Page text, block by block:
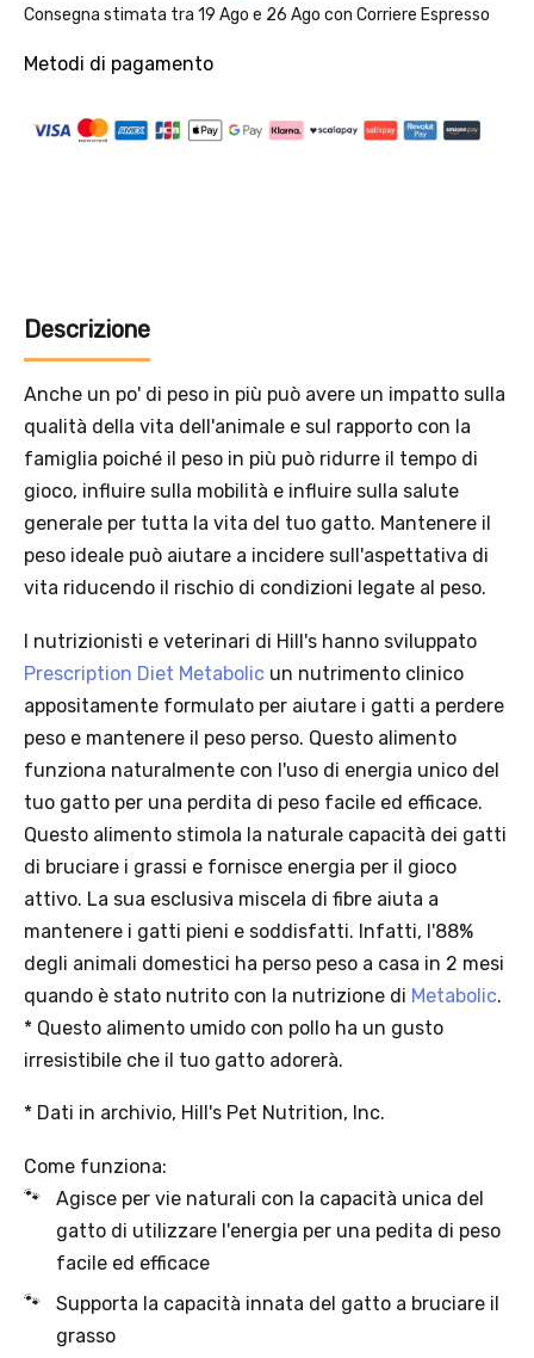
Consegna stimata tra 19 Ago e 26 Ago con Corriere Espresso
Metodi di pagamento
Descrizione
Anche un po' di peso in più può avere un impatto sulla
qualità della vita dell'animale e sul rapporto con la
famiglia poiché il peso in più può ridurre il tempo di
gioco, influire sulla mobilità e influire sulla salute
generale per tutta la vita del tuo gatto. Mantenere il
peso ideale può aiutare a incidere sull'aspettativa di
vita riducendo il rischio di condizioni legate al peso.
I nutrizionisti e veterinari di Hill's hanno sviluppato
Prescription Diet Metabolic un nutrimento clinico
appositamente formulato per aiutare i gatti a perdere
peso e mantenere il peso perso. Questo alimento
funziona naturalmente con l'uso di energia unico del
tuo gatto per una perdita di peso facile ed efficace.
Questo alimento stimola la naturale capacità dei gatti
di bruciare i grassi e fornisce energia per il gioco
attivo. La sua esclusiva miscela di fibre aiuta a
mantenere i gatti pieni e soddisfatti. Infatti, l'88%
degli animali domestici ha perso peso a casa in 2 mesi
quando è stato nutrito con la nutrizione di Metabolic.
* Questo alimento umido con pollo ha un gusto
irresistibile che il tuo gatto adorerà.
* Dati in archivio, Hill's Pet Nutrition, Inc.
Come funziona:
Agisce per vie naturali con la capacità unica del
gatto di utilizzare l'energia per una pedita di peso
facile ed efficace
Supporta la capacità innata del gatto a bruciare il
grasso
Solo per te: -5% su Platinum
sconto, con spedizione tramiteInPost